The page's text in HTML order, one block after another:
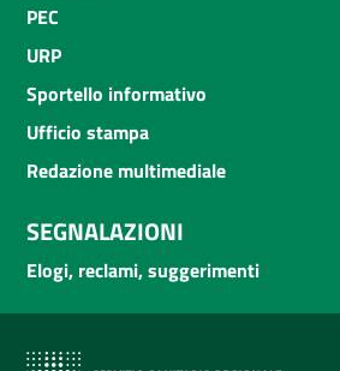
PEC
URP
Sportello informativo
Ufficio stampa
Redazione multimediale
SEGNALAZIONI
Elogi, reclami, suggerimenti